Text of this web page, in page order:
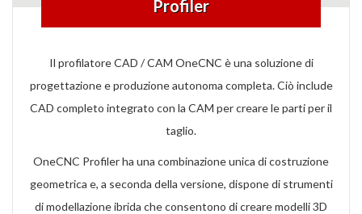
Profiler
Il profilatore CAD / CAM OneCNC è una soluzione di
progettazione e produzione autonoma completa. Ciò include
CAD completo integrato con la CAM per creare le parti per il
taglio.
OneCNC Profiler ha una combinazione unica di costruzione
geometrica e, a seconda della versione, dispone di strumenti
di modellazione ibrida che consentono di creare modelli 3D